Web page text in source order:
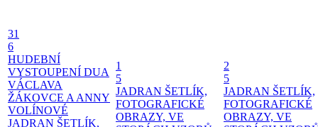
31
6
HUDEBNÍ
VYSTOUPENÍ DUA
VÁCLAVA
ŽÁKOVCE A ANNY
VOLÍNOVÉ
JADRAN ŠETLÍK,
1
5
JADRAN ŠETLÍK,
FOTOGRAFICKÉ
OBRAZY, VE
2
5
JADRAN ŠETLÍK,
FOTOGRAFICKÉ
OBRAZY, VE